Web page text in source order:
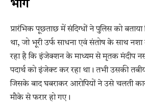
भागे
प्रारंभिक पूछताछ में संदिग्धों ने पुलिस को
था, जो भूरी उर्फ साधना एवं संतोष के साथ नशा
रहा है कि इंजेक्शन के माध्यम से मृतक मंदीप
पदार्थ को इंजेक्ट कर रहा था। तभी उसकी
जिसके बाद घबराकर आरोपियों ने उसे चलती
मौके से फरार हो गए।